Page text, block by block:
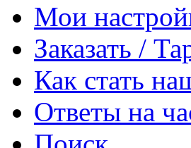
Мои
Заказать /
Как стать
Ответы на